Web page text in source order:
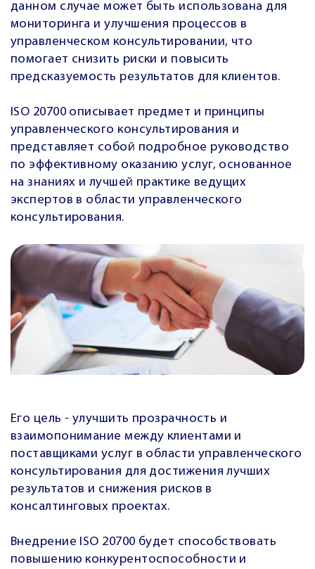
данном случае может быть использована для
мониторинга и улучшения процессов в
управленческом консультировании, что
помогает снизить риски и повысить
предсказуемость результатов для клиентов.
ISO 20700 описывает предмет и принципы
управленческого консультирования и
представляет собой подробное руководство
по эффективному оказанию услуг, основанное
на знаниях и лучшей практике ведущих
экспертов в области управленческого
консультирования.
Его цель - улучшить прозрачность и
взаимопонимание между клиентами и
поставщиками услуг в области управленческого
консультирования для достижения лучших
результатов и снижения рисков в
консалтинговых проектах.
Внедрение ISO 20700 будет способствовать
повышению конкурентоспособности и